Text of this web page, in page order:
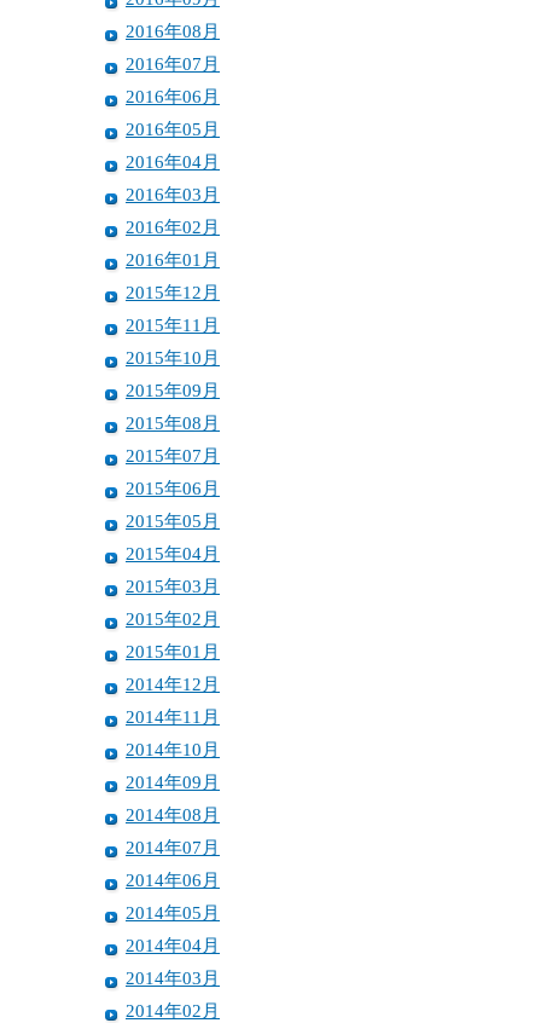
2016年08月
2016年07月
2016年06月
2016年05月
2016年04月
2016年03月
2016年02月
2016年01月
2015年12月
2015年11月
2015年10月
2015年09月
2015年08月
2015年07月
2015年06月
2015年05月
2015年04月
2015年03月
2015年02月
2015年01月
2014年12月
2014年11月
2014年10月
2014年09月
2014年08月
2014年07月
2014年06月
2014年05月
2014年04月
2014年03月
2014年02月